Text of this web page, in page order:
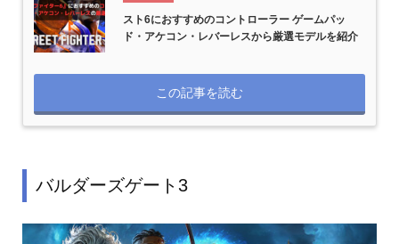
スト6におすすめのコントローラー ゲームパッ
ド・アケコン・レバーレスから厳選モデルを紹介
この記事を読む
バルダーズゲート3